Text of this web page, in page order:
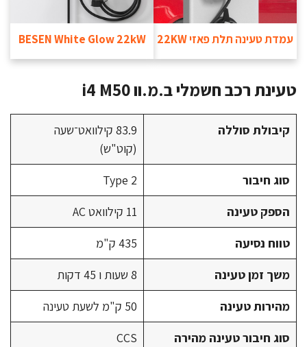
עמדת טעינה תלת פאזי 22KW BESEN White Glow 22kW
טעינת רכב חשמלי ב.מ.וו i4 M50
קיבולת סוללה
83.9 קילוואט־שעה
(קוט"ש)
סוג חיבור
Type 2
הספק טעינה
11 קילוואט AC
טווח נסיעה
435 ק"מ
משך זמן טעינה
8 שעות ו 45 דקות
מהירות טעינה
50 ק"מ לשעת טעינה
סוג חיבור טעינה מהירה
CCS